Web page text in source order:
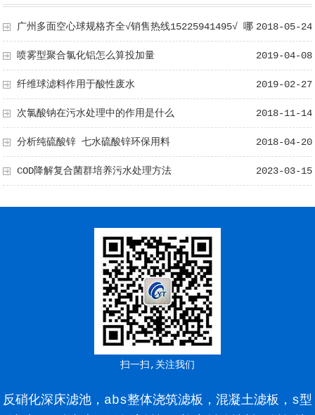
2018-05-24
广州多面空心球规格齐全√销售热线15225941495√ 哪
家好 选万通 2019-04-08
喷雾型聚合氯化铝怎么算投加量
2019-02-27
纤维球滤料作用于酸性废水
2018-11-14
次氯酸钠在污水处理中的作用是什么
2018-04-20
分析纯硫酸锌 七水硫酸锌环保用料
2023-03-15
COD降解复合菌群培养污水处理方法
扫一扫,关注我们
反硝化深床滤池，abs整体浇筑滤板，混凝土滤板，s型